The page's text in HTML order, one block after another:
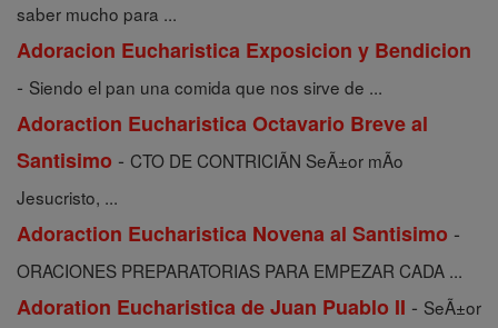
saber mucho para ...
Adoracion Eucharistica Exposicion y Bendicion
- Siendo el pan una comida que nos sirve de ...
Adoraction Eucharistica Octavario Breve al
Santisimo - CTO DE CONTRICIÃN SeÃ±or mÃ­o
Jesucristo, ...
Adoraction Eucharistica Novena al Santisimo -
ORACIONES PREPARATORIAS PARA EMPEZAR CADA ...
Adoration Eucharistica de Juan Puablo II - SeÃ±or